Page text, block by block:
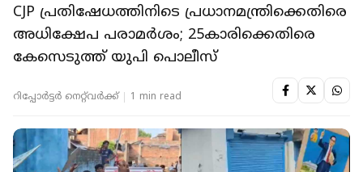
CJP പ്രതിഷേധത്തിനിടെ പ്രധാനമന്ത്രിക്കെതിരെ
അധിക്ഷേപ പരാമർശം; 25കാരിക്കെതിരെ
കേസെടുത്ത് യുപി പൊലീസ്
റിപ്പോർട്ടർ നെറ്റ്‌വര്‍ക്ക്‌ 1 min read